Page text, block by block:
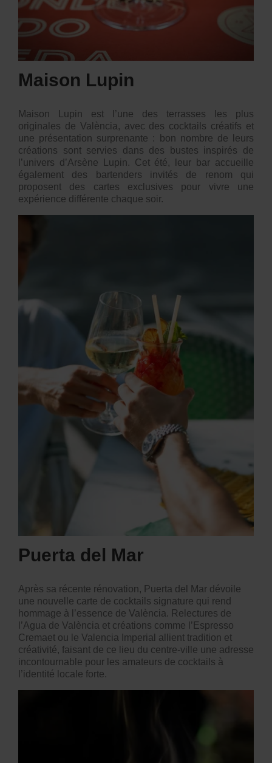
Maison Lupin
Maison Lupin est l’une des terrasses les plus
originales de València, avec des cocktails créatifs et
une présentation surprenante : bon nombre de leurs
créations sont servies dans des bustes inspirés de
l’univers d’Arsène Lupin. Cet été, leur bar accueille
également des bartenders invités de renom qui
proposent des cartes exclusives pour vivre une
expérience différente chaque soir.
Puerta del Mar
Après sa récente rénovation, Puerta del Mar dévoile
une nouvelle carte de cocktails signature qui rend
hommage à l’essence de València. Relectures de
l’Agua de València et créations comme l’Espresso
Cremaet ou le Valencia Imperial allient tradition et
créativité, faisant de ce lieu du centre-ville une adresse
incontournable pour les amateurs de cocktails à
l’identité locale forte.